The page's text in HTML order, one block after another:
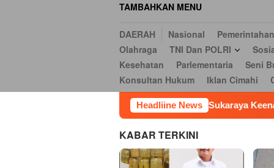
TAMBAHKAN MENU
DAERAH Nasional Pemerintahan
Olahraga
TNI Dan POLRI
Kesehatan
Parlementaria Seni
Konsultan Hukum
Iklan Cimahi
Headliine News
Ketum Mapan
KABAR TERKINI